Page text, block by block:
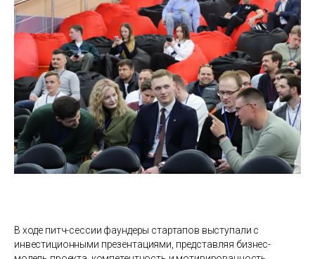
В ходе питч-сессии фаундеры стартапов выступали с
инвестиционными презентациями, представляя бизнес-